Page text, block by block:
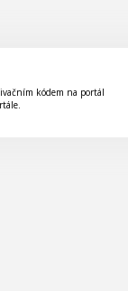
kódem na portál